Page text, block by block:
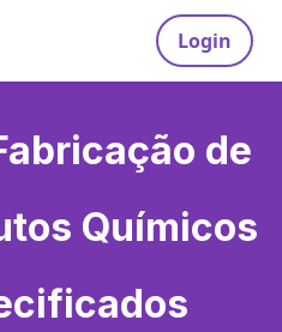
Login
de
Químicos